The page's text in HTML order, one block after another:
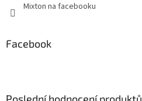
Mixton na facebooku
Facebook